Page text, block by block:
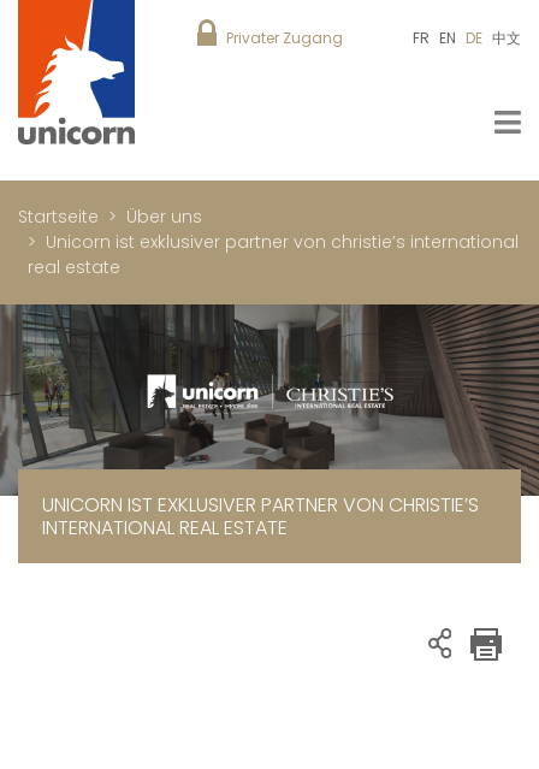
Privater Zugang FR EN DE 中文
Startseite
Über uns
Unicorn ist exklusiver partner von christie’s international
real estate
UNICORN IST EXKLUSIVER PARTNER VON CHRISTIE’S
INTERNATIONAL REAL ESTATE